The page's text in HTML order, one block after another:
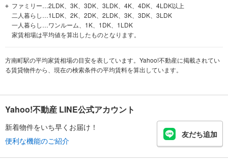
ファミリー…2LDK、3K、3DK、3LDK、4K、4DK、4LDK以上
二人暮らし…1LDK、2K、2DK、2LDK、3K、3DK、3LDK
一人暮らし…ワンルーム、1K、1DK、1LDK
家賃相場は平均値を算出したものとなります。
方南町駅の平均家賃相場の目安を表しています。Yahoo!不動産に掲載されてい
る賃貸物件から、現在の検索条件の平均賃料を算出しています。
Yahoo!不動産 LINE公式アカウント
新着物件をいち早くお届け！
便利な機能のご紹介
友だち追加